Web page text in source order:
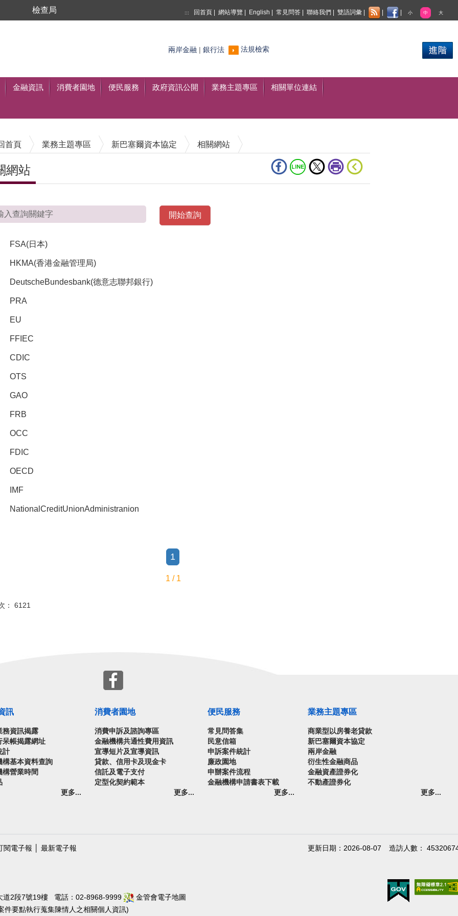
檢查局 ::: 回首頁 網站導覽 English 常見問答 聯絡我們 雙語詞彙 小 中 大
搜尋
兩岸金融 銀行法 法規檢索
金融資訊 消費者園地 便民服務 政府資訊公開 業務主題專區 相關單位連結
首頁 業務主題專區 新巴塞爾資本協定 相關網站
網站
FSA(日本)
HKMA(香港金融管理局)
DeutscheBundesbank(德意志聯邦銀行)
PRA
EU
FFIEC
CDIC
OTS
GAO
FRB
OCC
FDIC
OECD
IMF
NationalCreditUnionAdministranion
1
1 / 1
： 6121
訊
務資訊揭露
呆帳揭露網址
計
構基本資料查詢
構營業時間
更多...
消費者園地
消費申訴及諮詢專區
金融機構共通性費用資訊
宣導短片及宣導資訊
貸款、信用卡及現金卡
信託及電子支付
定型化契約範本
更多...
便民服務
常見問答集
民意信箱
申訴案件統計
廉政園地
申辦案件流程
金融機構申請書表下載
更多...
業務主題專區
商業型以房養老貸款
新巴塞爾資本協定
兩岸金融
衍生性金融商品
金融資產證券化
不動產證券化
更多...
閱電子報 最新電子報 造訪人數：
更新日期：2026-08-07
道2段7號19樓 電話：02-8968-9999
金管會電子地圖
要點執行蒐集陳情人之相關個人資訊)